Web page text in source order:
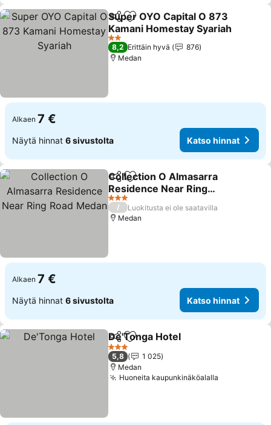
Jaa Lisää suosikkeihin
Super OYO Capital O 873
Kamani Homestay Syariah
2 Tähtiluokitus
8,2 Erittäin hyvä
876
Medan
Alkaen 7 €
Näytä hinnat 6 sivustolta Katso hinnat
Jaa Lisää suosikkeihin
Collection O Almasarra
Residence Near Ring
Road Medan
3 Tähtiluokitus
/
Luokitusta ei ole saatavilla
Medan
Alkaen 7 €
Näytä hinnat 6 sivustolta Katso hinnat
Jaa Lisää suosikkeihin
De'Tonga Hotel
3 Tähtiluokitus
5,8
1 025
Medan
Huoneita kaupunkinäköalalla